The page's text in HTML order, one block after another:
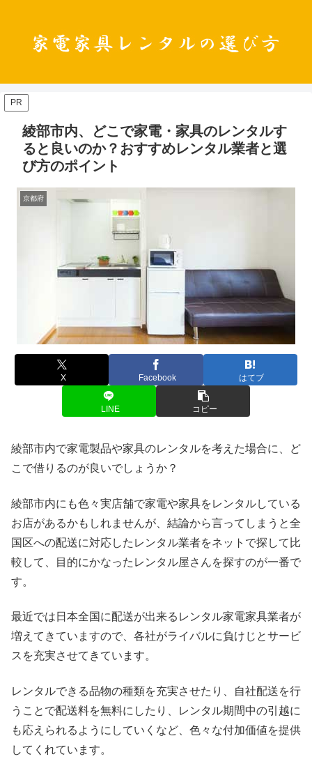
PR
綾部市内、どこで家電・家具のレンタルす
ると良いのか？おすすめレンタル業者と選
び方のポイント
京都府
X Facebook はてブ
LINE コピー
綾部市内で家電製品や家具のレンタルを考えた場合に、ど
こで借りるのが良いでしょうか？
綾部市内にも色々実店舗で家電や家具をレンタルしている
お店があるかもしれませんが、結論から言ってしまうと全
国区への配送に対応したレンタル業者をネットで探して比
較して、目的にかなったレンタル屋さんを探すのが一番で
す。
最近では日本全国に配送が出来るレンタル家電家具業者が
増えてきていますので、各社がライバルに負けじとサービ
スを充実させてきています。
レンタルできる品物の種類を充実させたり、自社配送を行
うことで配送料を無料にしたり、レンタル期間中の引越に
も応えられるようにしていくなど、色々な付加価値を提供
してくれています。